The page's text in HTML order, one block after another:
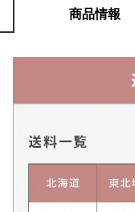
商品情報